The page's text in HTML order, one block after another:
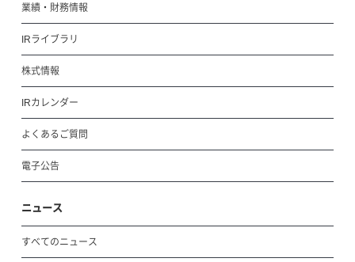
業績・財務情報
IRライブラリ
株式情報
IRカレンダー
よくあるご質問
電子公告
ニュース
すべてのニュース